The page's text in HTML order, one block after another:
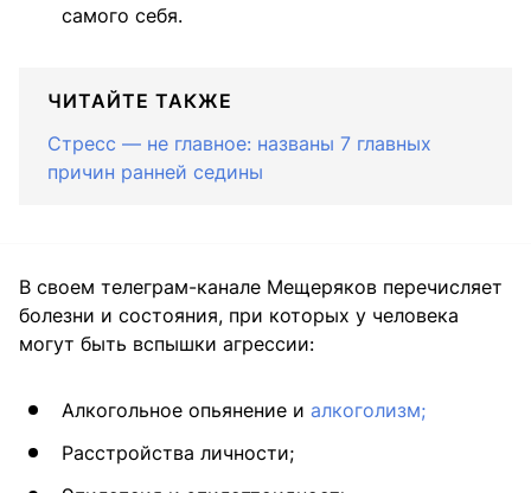
самого себя.
ЧИТАЙТЕ ТАКЖЕ
Стресс — не главное: названы 7 главных
причин ранней седины
В своем телеграм-канале Мещеряков перечисляет
болезни и состояния, при которых у человека
могут быть вспышки агрессии:
Алкогольное опьянение и алкоголизм;
Расстройства личности;